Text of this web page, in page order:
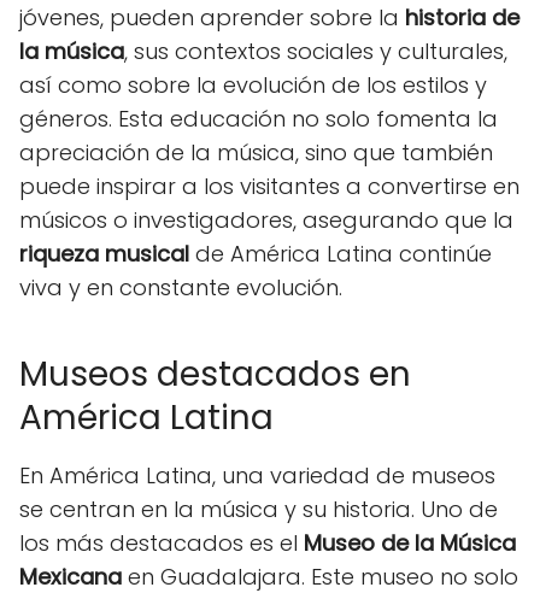
jóvenes, pueden aprender sobre la historia de
la música, sus contextos sociales y culturales,
así como sobre la evolución de los estilos y
géneros. Esta educación no solo fomenta la
apreciación de la música, sino que también
puede inspirar a los visitantes a convertirse en
músicos o investigadores, asegurando que la
riqueza musical de América Latina continúe
viva y en constante evolución.
Museos destacados en
América Latina
En América Latina, una variedad de museos
se centran en la música y su historia. Uno de
los más destacados es el Museo de la Música
Mexicana en Guadalajara. Este museo no solo